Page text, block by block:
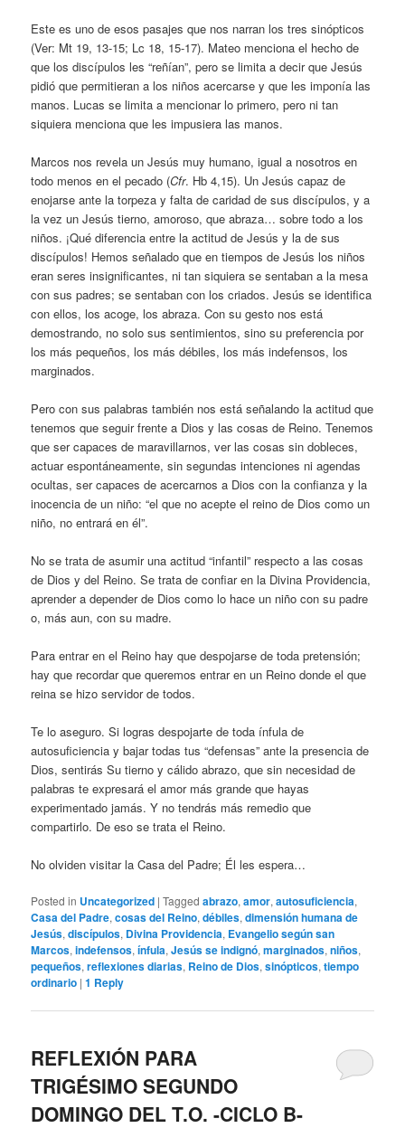
Este es uno de esos pasajes que nos narran los tres sinópticos
(Ver: Mt 19, 13-15; Lc 18, 15-17). Mateo menciona el hecho de
que los discípulos les “reñían”, pero se limita a decir que Jesús
pidió que permitieran a los niños acercarse y que les imponía las
manos. Lucas se limita a mencionar lo primero, pero ni tan
siquiera menciona que les impusiera las manos.
Marcos nos revela un Jesús muy humano, igual a nosotros en
todo menos en el pecado (Cfr. Hb 4,15). Un Jesús capaz de
enojarse ante la torpeza y falta de caridad de sus discípulos, y a
la vez un Jesús tierno, amoroso, que abraza… sobre todo a los
niños. ¡Qué diferencia entre la actitud de Jesús y la de sus
discípulos! Hemos señalado que en tiempos de Jesús los niños
eran seres insignificantes, ni tan siquiera se sentaban a la mesa
con sus padres; se sentaban con los criados. Jesús se identifica
con ellos, los acoge, los abraza. Con su gesto nos está
demostrando, no solo sus sentimientos, sino su preferencia por
los más pequeños, los más débiles, los más indefensos, los
marginados.
Pero con sus palabras también nos está señalando la actitud que
tenemos que seguir frente a Dios y las cosas de Reino. Tenemos
que ser capaces de maravillarnos, ver las cosas sin dobleces,
actuar espontáneamente, sin segundas intenciones ni agendas
ocultas, ser capaces de acercarnos a Dios con la confianza y la
inocencia de un niño: “el que no acepte el reino de Dios como un
niño, no entrará en él”.
No se trata de asumir una actitud “infantil” respecto a las cosas
de Dios y del Reino. Se trata de confiar en la Divina Providencia,
aprender a depender de Dios como lo hace un niño con su padre
o, más aun, con su madre.
Para entrar en el Reino hay que despojarse de toda pretensión;
hay que recordar que queremos entrar en un Reino donde el que
reina se hizo servidor de todos.
Te lo aseguro. Si logras despojarte de toda ínfula de
autosuficiencia y bajar todas tus “defensas” ante la presencia de
Dios, sentirás Su tierno y cálido abrazo, que sin necesidad de
palabras te expresará el amor más grande que hayas
experimentado jamás. Y no tendrás más remedio que
compartirlo. De eso se trata el Reino.
No olviden visitar la Casa del Padre; Él les espera…
Posted in Uncategorized |Tagged abrazo,amor,autosuficiencia,
Casa del Padre,cosas del Reino,débiles,dimensión humana de
Jesús,discípulos, Divina Providencia, Evangelio según san
Marcos,indefensos,ínfula,Jesús se indignó,marginados,niños,
pequeños,reflexiones diarias, Reino de Dios,sinópticos,tiempo
ordinario |1 Reply
REFLEXIÓN PARA
TRIGÉSIMO SEGUNDO
DOMINGO DEL T.O. -CICLO B-